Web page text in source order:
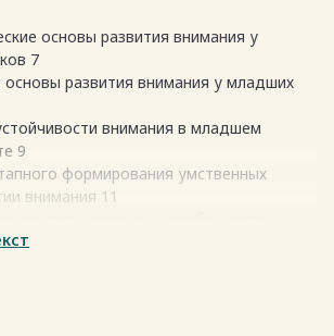
основы развития внимания у
7
основы развития внимания у младших
внимания в младшем
9
формирования умственных
внимания 11
13
внимания 13
невнимательности как материал для